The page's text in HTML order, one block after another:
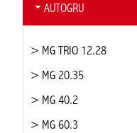
AUTOGRU
> MG TRIO 12.28
> MG 20.35
> MG 40.2
> MG 60.3